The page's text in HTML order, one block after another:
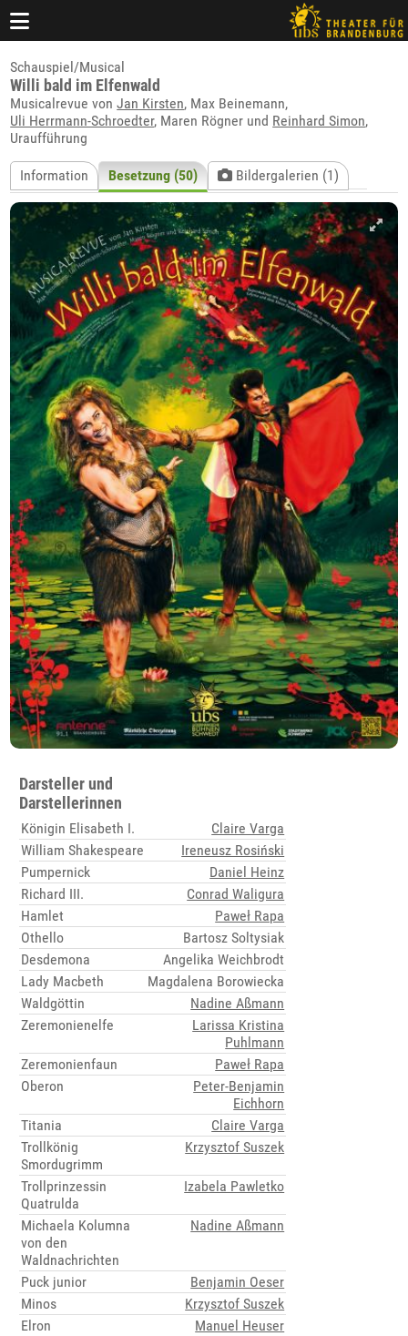
Schauspiel/Musical
Willi bald im Elfenwald
Musicalrevue vonJan Kirsten, Max Beinemann,
Uli Herrmann-Schroedter, Maren Rögner und Reinhard Simon,
Uraufführung
Information Besetzung (50) Bildergalerien (1)
Darsteller und
Darstellerinnen
Königin Elisabeth I.
Claire Varga
William Shakespeare
Ireneusz Rosiński
Pumpernick
Daniel Heinz
Richard III.
Conrad Waligura
Hamlet
Paweł Rapa
Othello
Bartosz Soltysiak
Desdemona
Angelika Weichbrodt
Lady Macbeth
Magdalena Borowiecka
Waldgöttin
Nadine Aßmann
Zeremonienelfe
Larissa Kristina
Puhlmann
Zeremonienfaun
Paweł Rapa
Oberon
Peter-Benjamin
Eichhorn
Titania
Claire Varga
Trollkönig
Smordugrimm
Krzysztof Suszek
Trollprinzessin
Quatrulda
Izabela Pawletko
Michaela Kolumna
von den
Waldnachrichten
Nadine Aßmann
Puck junior
Benjamin Oeser
Minos
Krzysztof Suszek
Elron
Manuel Heuser